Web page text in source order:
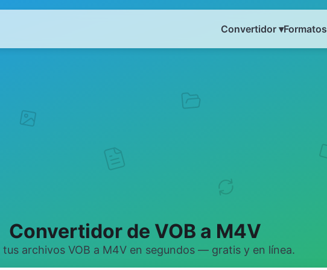
Convertidor ▾Formatos
Convertidor de VOB a M4V
tus archivos VOB a M4V en segundos — gratis y en línea.